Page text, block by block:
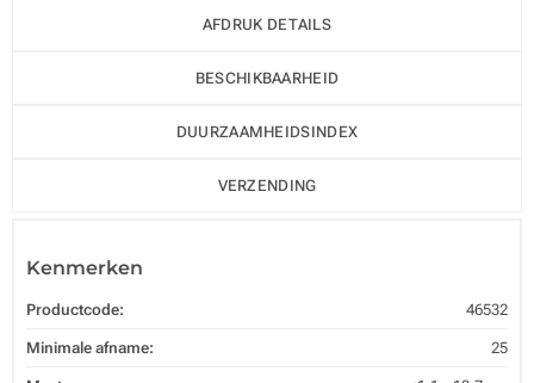
AFDRUK DETAILS
BESCHIKBAARHEID
DUURZAAMHEIDSINDEX
VERZENDING
Kenmerken
Productcode: 46532
Minimale afname: 25